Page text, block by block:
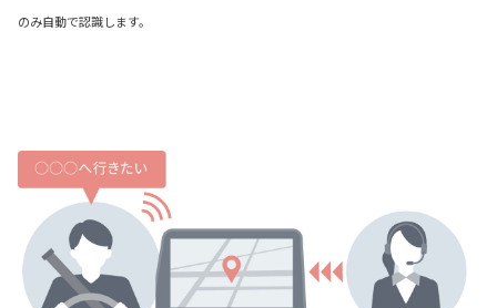
のみ自動で認識します。